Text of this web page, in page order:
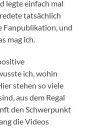
legte einfach mal
tatsächlich
Fanpublikation, und
mag ich.
ich, wohin
stehen so viele
aus dem Regal
den Schwerpunkt
die Videos